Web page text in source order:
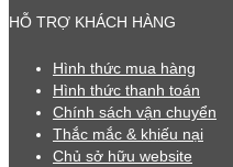
HỖ TRỢ KHÁCH HÀNG
Hình thức mua hàng
Hình thức thanh toán
Chính sách vận chuyển
Thắc mắc & khiếu nại
Chủ sở hữu website